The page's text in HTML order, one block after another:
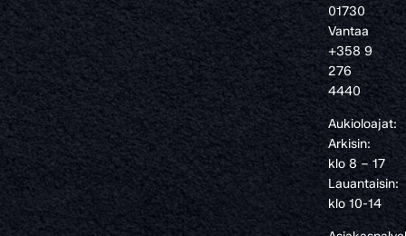
01730
Vantaa
+358 9
276
4440
Aukioloajat:
Arkisin:
klo 8 – 17
Lauantaisin:
klo 10-14